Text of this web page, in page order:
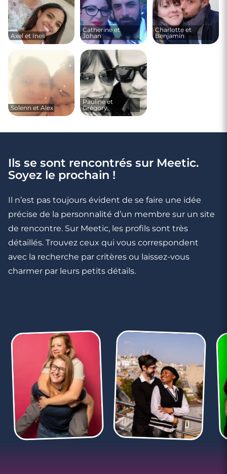
Axel et Ines
Catherine et
Johan
Charlotte et
Benjamin
Solenn et Alex
Pauline et
Grégory
Ils se sont rencontrés sur Meetic.
Soyez le prochain !
Il n’est pas toujours évident de se faire une idée
précise de la personnalité d’un membre sur un site
de rencontre. Sur Meetic, les profils sont très
détaillés. Trouvez ceux qui vous correspondent
avec la recherche par critères ou laissez-vous
charmer par leurs petits détails.